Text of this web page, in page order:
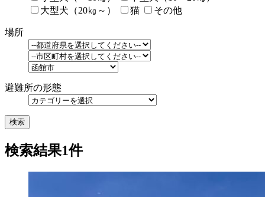
大型犬（20㎏～）
猫 その他
場所
避難所の形態
検索
検索結果1件